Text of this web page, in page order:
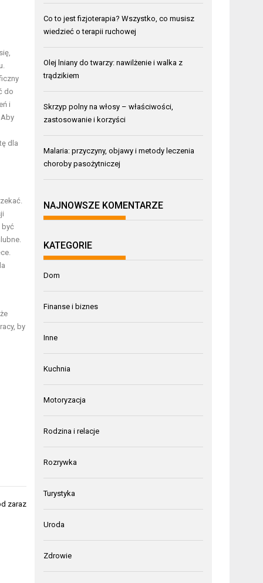
do
i
dla
być
by
zaraz
Co to jest fizjoterapia? Wszystko, co musisz
wiedzieć o terapii ruchowej
Olej lniany do twarzy: nawilżenie i walka z
trądzikiem
Skrzyp polny na włosy – właściwości,
zastosowanie i korzyści
Malaria: przyczyny, objawy i metody leczenia
choroby pasożytniczej
NAJNOWSZE KOMENTARZE
KATEGORIE
Dom
Finanse i biznes
Inne
Kuchnia
Motoryzacja
Rodzina i relacje
Rozrywka
Turystyka
Uroda
Zdrowie